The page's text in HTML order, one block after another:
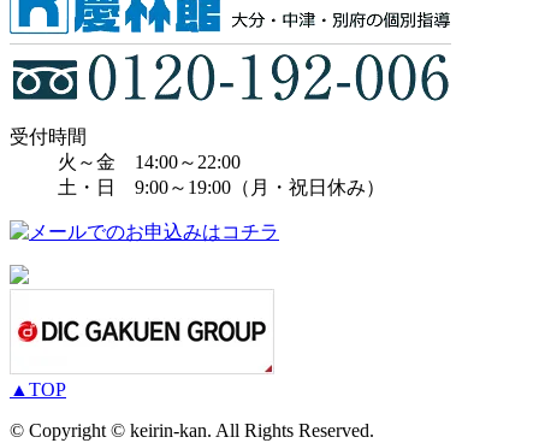
受付時間
火～金 14:00～22:00
土・日 9:00～19:00（月・祝日休み）
▲ TOP
© Copyright © keirin-kan. All Rights Reserved.